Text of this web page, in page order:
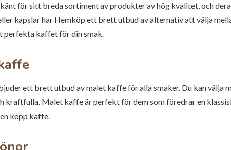
för sitt breda sortiment av produkter av hög kvalitet, och
kapslar har Hemköp ett brett utbud av alternativ att välja
perfekta kaffet för din smak.
ett brett utbud av malet kaffe för alla smaker. Du kan välja
kraftfulla. Malet kaffe är perfekt för dem som föredrar en
kopp kaffe.